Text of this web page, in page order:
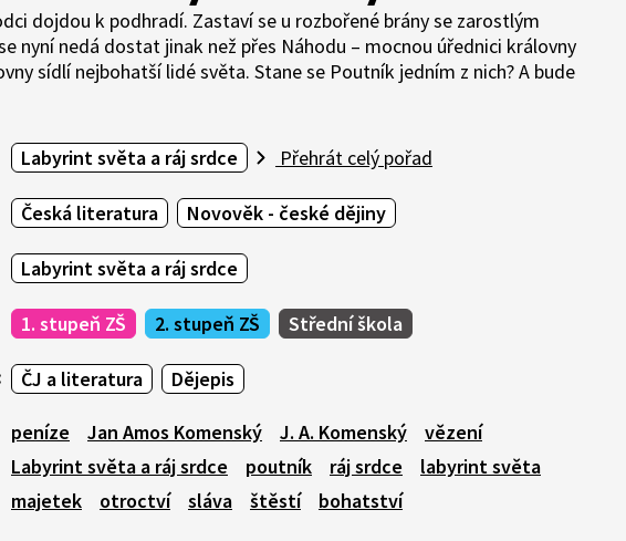
dojdou k podhradí. Zastaví se u rozbořené brány se zarostlým
nyní nedá dostat jinak než přes Náhodu – mocnou úřednici královny
sídlí nejbohatší lidé světa. Stane se Poutník jedním z nich? A bude
Labyrint světa a ráj srdce Přehrát celý pořad
Česká literatura Novověk - české dějiny
Labyrint světa a ráj srdce
1. stupeň ZŠ 2. stupeň ZŠ Střední škola
ČJ a literatura Dějepis
peníze Jan Amos Komenský J. A. Komenský
vězení
Labyrint světa a ráj srdce
poutník ráj srdce
labyrint světa
majetek
otroctví sláva štěstí bohatství